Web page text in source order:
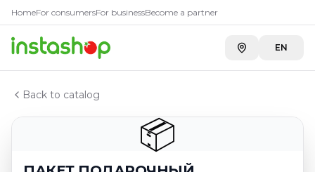
HomeFor consumersFor businessBecome a partner
EN
Back to catalog
📦
Главная
Каталог
ПАКЕТ ПОДАРОЧНЫЙ «ПОЗДРАВЛЯЮ» L 10688547